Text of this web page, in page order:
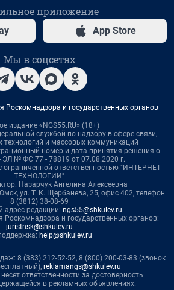
приложение
App Store
Мы в соцсетях
Роскомнадзора и государственных органов
издание «NGS55.RU» (18+)
службой по надзору в сфере связи,
и массовых коммуникаций
номер и дата принятия решения о
ЭЛ № ФС 77 - 78819 от 07.08.2020 г.
ограниченной ответственностью "ИНТЕРНЕТ
ТЕХНОЛОГИИ"
Назарчук Ангелина Алексеевна
ул. Т. К. Щербанева, 25, офис 402, телефон
8 (3812) 38-08-69
адрес редакции: ngs55@shkulev.ru
Роскомнадзора и государственных органов:
juristnsk@shkulev.ru
help@shkulev.ru
8 (383) 212-52-52, 8 (800) 200-03-83 (звонок
reklamangs@shkulev.ru
ответственности за достоверность
в рекламных объявлениях.